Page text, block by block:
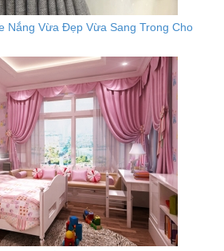
Nắng Vừa Đẹp Vừa Sang Trong Cho